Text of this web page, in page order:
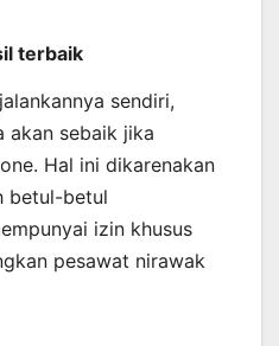
terbaik
sendiri,
akan sebaik jika
Hal ini dikarenakan
betul-betul
izin khusus
pesawat nirawak